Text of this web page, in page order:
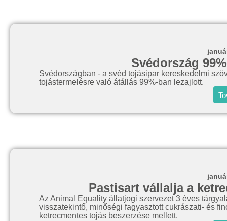
Svédország
Svédországban - a svéd tojásipar kereskedelmi
tojástermelésre való átállás 99%-ban lezajlott.
Pastisart vállalja a
Az Animal Equality állatjogi szervezet 3 éves
visszatekintő, minőségi fagyasztott cukrászati- és
ketrecmentes tojás beszerzése mellett.